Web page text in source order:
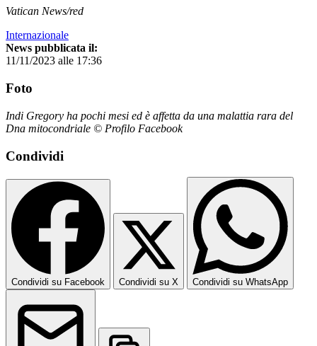
Vatican News/red
Internazionale
News pubblicata il:
11/11/2023 alle 17:36
Foto
Indi Gregory ha pochi mesi ed è affetta da una malattia rara del
Dna mitocondriale © Profilo Facebook
Condividi
Condividi su Facebook Condividi su X Condividi su WhatsApp